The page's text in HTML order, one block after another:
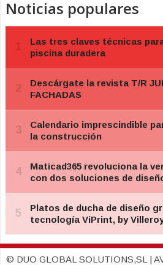
Noticias populares
© DUO GLOBAL SOLUTIONS,SL |